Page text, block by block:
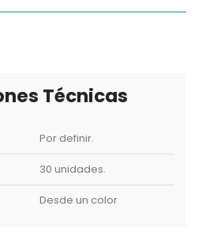
Técnicas
Por definir.
30 unidades.
Desde un color